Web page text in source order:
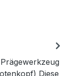
Diese